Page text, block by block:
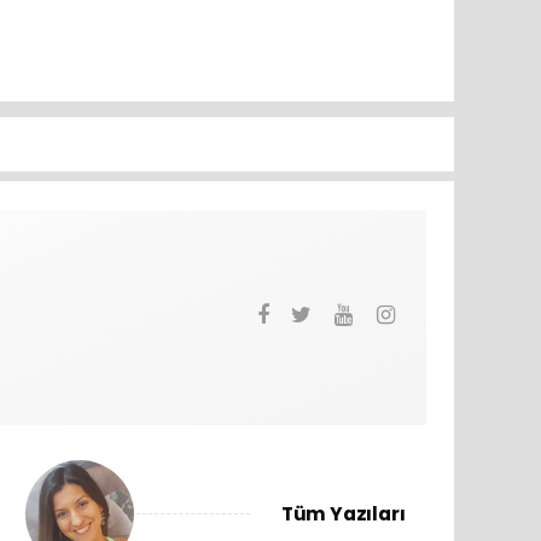
Tüm Yazıları